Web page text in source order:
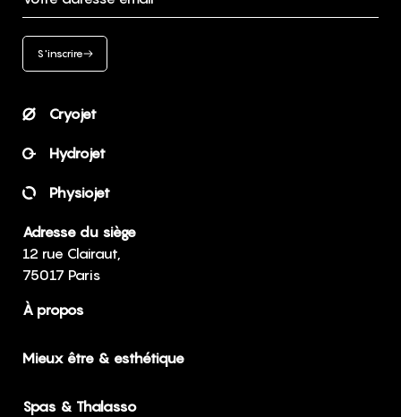
Cryojet
Hydrojet
Physiojet
Adresse du siège
12 rue Clairaut,
75017 Paris
À propos
Mieux être & esthétique
Spas & Thalasso
S'inscrire